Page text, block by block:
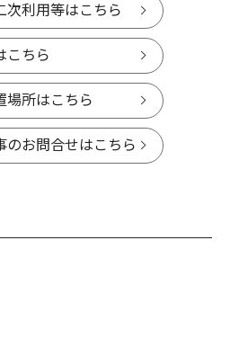
次利用等はこちら
こちら
場所はこちら
のお問合せはこちら